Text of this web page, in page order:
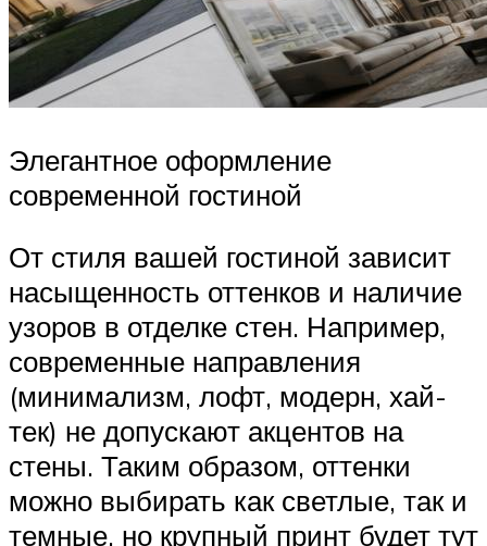
Элегантное оформление
современной гостиной
От стиля вашей гостиной зависит
насыщенность оттенков и наличие
узоров в отделке стен. Например,
современные направления
(минимализм, лофт, модерн, хай-
тек) не допускают акцентов на
стены. Таким образом, оттенки
можно выбирать как светлые, так и
темные, но крупный принт будет тут